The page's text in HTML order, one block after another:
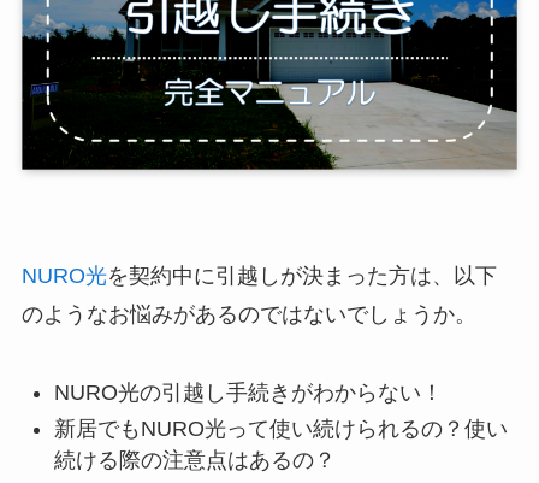
NURO光を契約中に引越しが決まった方は、以下
のようなお悩みがあるのではないでしょうか。
NURO光の引越し手続きがわからない！
新居でもNURO光って使い続けられるの？使い
続ける際の注意点はあるの？